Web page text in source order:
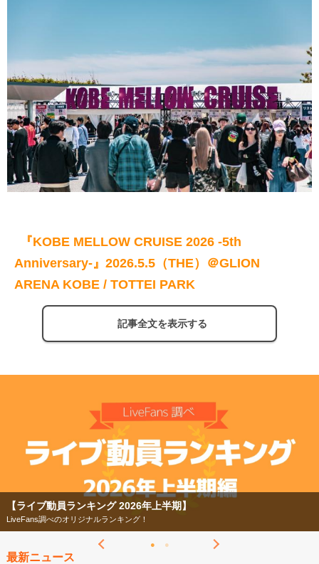
『KOBE MELLOW CRUISE 2026 -5th
Anniversary-』2026.5.5（THE）＠GLION
ARENA KOBE / TOTTEI PARK
記事全文を表示する
【ライブ動員ランキング 2026年上半期】
LiveFans調べのオリジナルランキング！
最新ニュース